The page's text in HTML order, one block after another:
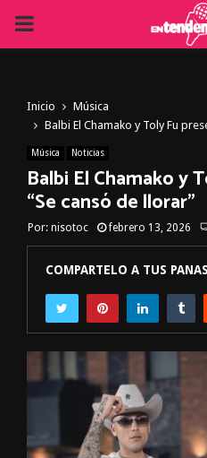
PRIMARY
Inicio
Música
Balbi El Chamako y Toly Fu
Música Noticias
Balbi El Chamako y
“Se cansó de llorar”
Por: nisotoc febrero 13, 2026
COMPARTELO A TUS PANAS